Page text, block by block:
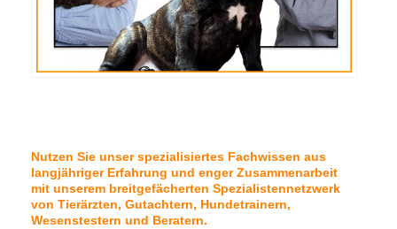
Nutzen Sie unser spezialisiertes Fachwissen aus
langjähriger Erfahrung und enger Zusammenarbeit
mit unserem breitgefächerten Spezialistennetzwerk
von Tierärzten, Gutachtern, Hundetrainern,
Wesenstestern und Beratern.